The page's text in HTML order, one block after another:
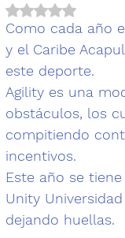
Obtuvo NaN de
Como cada año
y el Caribe
este deporte.
Agility es una
obstáculos, los
compitiendo
incentivos.
Unity Universidad
dejando huellas.